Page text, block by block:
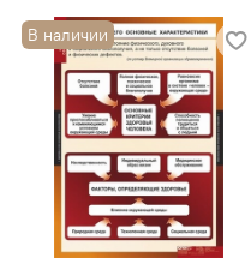
В наличии